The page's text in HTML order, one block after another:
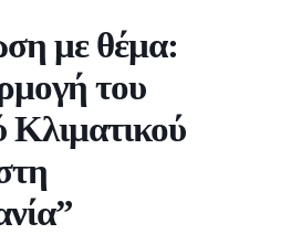
με θέμα:
του
Κλιματικού